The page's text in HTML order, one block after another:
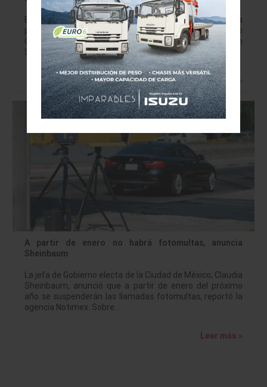
El 30 de septiembre de 2016 comenzó en México la
producción del Audi Q5 para todo el mundo, excepto
China Audi México conmemora cinco años de producir en
San José…
Leer más »
A partir de enero no habrá fotomultas, anuncia
Sheinbaum
La jefa de Gobierno electa de la Ciudad de México, Claudia
Sheinbaum, anunció que a partir de enero del próximo
año se suspenderán las llamadas fotomultas, reportó la
agencia Notimex. Sobre…
Leer más »